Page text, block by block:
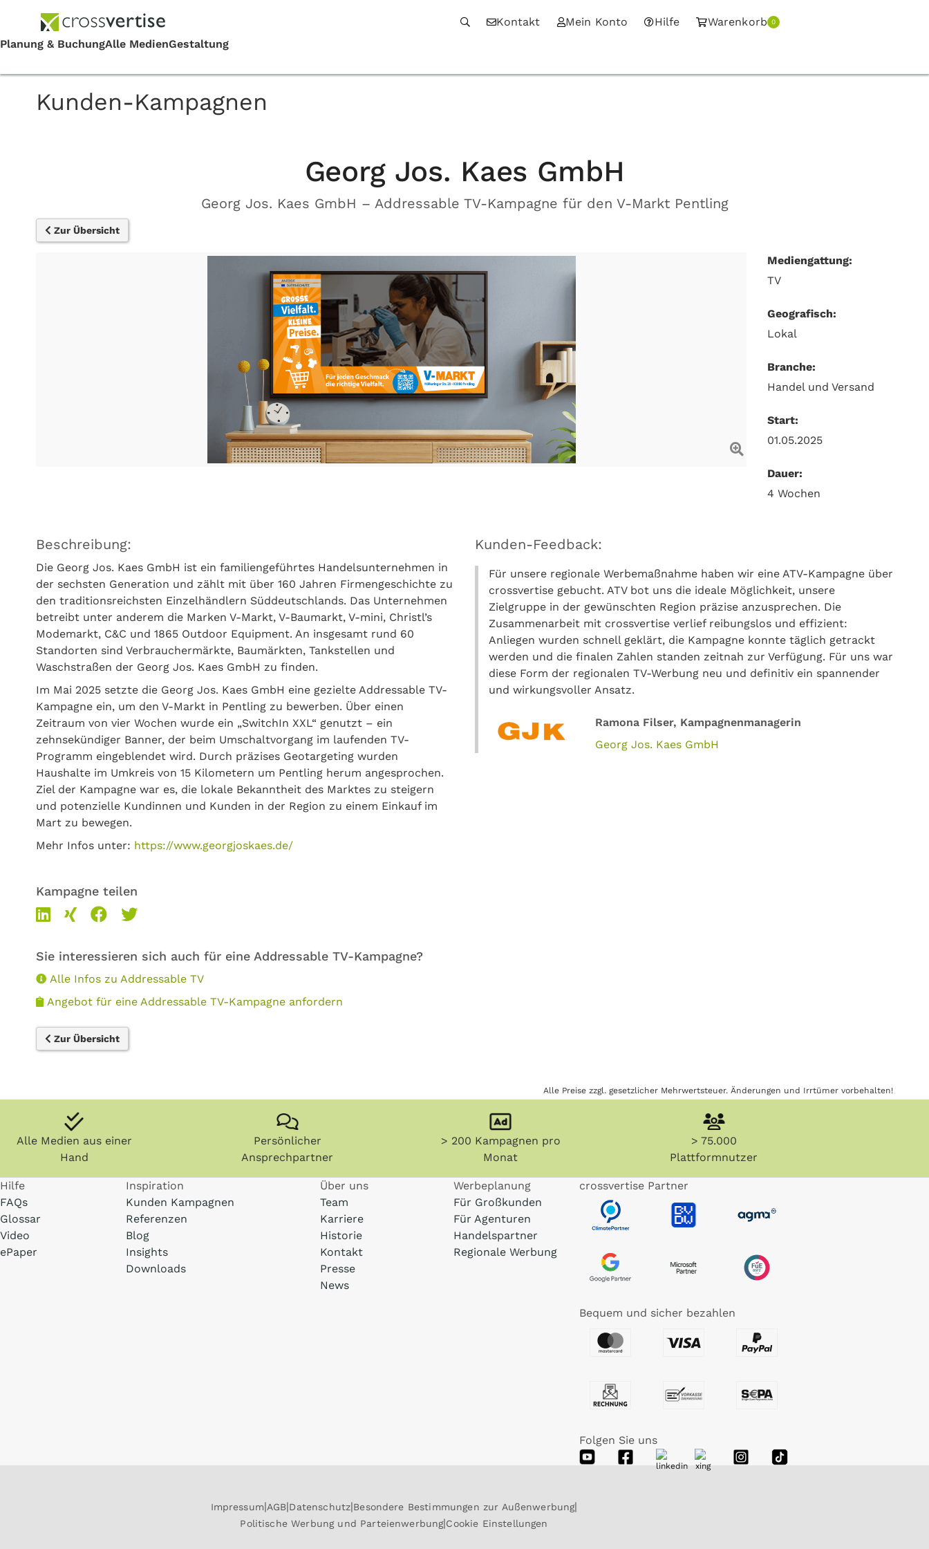
Kontakt Mein Konto Hilfe Warenkorb 0
Kunden-Kampagnen
Georg Jos. Kaes GmbH
Georg Jos. Kaes GmbH – Addressable TV-Kampagne für den V-Markt Pentling
Zur Übersicht
Mediengattung:
TV
Geografisch:
Lokal
Branche:
Handel und Versand
Start:
01.05.2025
Dauer:
4 Wochen
Beschreibung:
Die Georg Jos. Kaes GmbH ist ein familiengeführtes Handelsunternehmen in
der sechsten Generation und zählt mit über 160 Jahren Firmengeschichte zu
den traditionsreichsten Einzelhändlern Süddeutschlands. Das Unternehmen
betreibt unter anderem die Marken V-Markt, V-Baumarkt, V-mini, Christl’s
Modemarkt, C&C und 1865 Outdoor Equipment. An insgesamt rund 60
Standorten sind Verbrauchermärkte, Baumärkten, Tankstellen und
Waschstraßen der Georg Jos. Kaes GmbH zu finden.
Im Mai 2025 setzte die Georg Jos. Kaes GmbH eine gezielte Addressable TV-
Kampagne ein, um den V-Markt in Pentling zu bewerben. Über einen
Zeitraum von vier Wochen wurde ein „SwitchIn XXL“ genutzt – ein
zehnsekündiger Banner, der beim Umschaltvorgang im laufenden TV-
Programm eingeblendet wird. Durch präzises Geotargeting wurden
Haushalte im Umkreis von 15 Kilometern um Pentling herum angesprochen.
Ziel der Kampagne war es, die lokale Bekanntheit des Marktes zu steigern
und potenzielle Kundinnen und Kunden in der Region zu einem Einkauf im
Mart zu bewegen.
Mehr Infos unter: https://www.georgjoskaes.de/
Kampagne teilen
Sie interessieren sich auch für eine Addressable TV-Kampagne?
Alle Infos zu Addressable TV
Angebot für eine Addressable TV-Kampagne anfordern
Kunden-Feedback:
Für unsere regionale Werbemaßnahme haben wir eine ATV-Kampagne über
crossvertise gebucht. ATV bot uns die ideale Möglichkeit, unsere
Zielgruppe in der gewünschten Region präzise anzusprechen. Die
Zusammenarbeit mit crossvertise verlief reibungslos und effizient:
Anliegen wurden schnell geklärt, die Kampagne konnte täglich getrackt
werden und die finalen Zahlen standen zeitnah zur Verfügung. Für uns war
diese Form der regionalen TV-Werbung neu und definitiv ein spannender
und wirkungsvoller Ansatz.
Ramona Filser, Kampagnenmanagerin
Georg Jos. Kaes GmbH
Zur Übersicht
Alle Preise zzgl. gesetzlicher Mehrwertsteuer. Änderungen und Irrtümer vorbehalten!
Alle Medien aus einer
Hand
Persönlicher
Ansprechpartner
> 200 Kampagnen pro
Monat
> 75.000
Plattformnutzer
Hilfe
FAQs
Glossar
Video
ePaper
Inspiration
Kunden Kampagnen
Referenzen
Blog
Insights
Downloads
Über uns
Team
Karriere
Historie
Kontakt
Presse
News
Werbeplanung
Für Großkunden
Für Agenturen
Handelspartner
Regionale Werbung
crossvertise Partner
Bequem und sicher bezahlen
Folgen Sie uns
Impressum AGB Datenschutz Besondere Bestimmungen zur Außenwerbung
Politische Werbung und Parteienwerbung Cookie Einstellungen